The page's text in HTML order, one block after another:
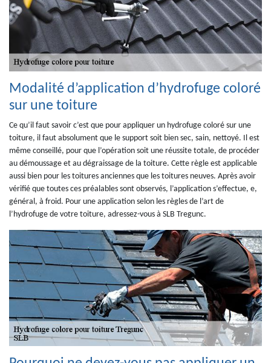
Modalité d’application d’hydrofuge coloré
sur une toiture
Ce qu’il faut savoir c’est que pour appliquer un hydrofuge coloré sur une
toiture, il faut absolument que le support soit bien sec, sain, nettoyé. Il est
même conseillé, pour que l’opération soit une réussite totale, de procéder
au démoussage et au dégraissage de la toiture. Cette règle est applicable
aussi bien pour les toitures anciennes que les toitures neuves. Après avoir
vérifié que toutes ces préalables sont observés, l’application s’effectue, e,
général, à froid. Pour une application selon les règles de l’art de
l’hydrofuge de votre toiture, adressez-vous à SLB Tregunc.